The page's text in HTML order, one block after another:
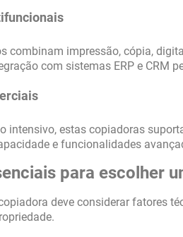
combinam impressão, cópia,
com sistemas ERP e CRM
intensivo, estas copiadoras
e funcionalidades
para escolher
deve considerar fatores